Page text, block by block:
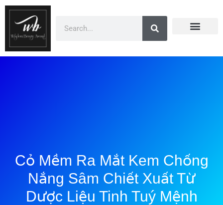
Cỏ Mềm Ra Mắt Kem Chống
Nắng Sâm Chiết Xuất Từ
Dược Liệu Tinh Tuý Mệnh